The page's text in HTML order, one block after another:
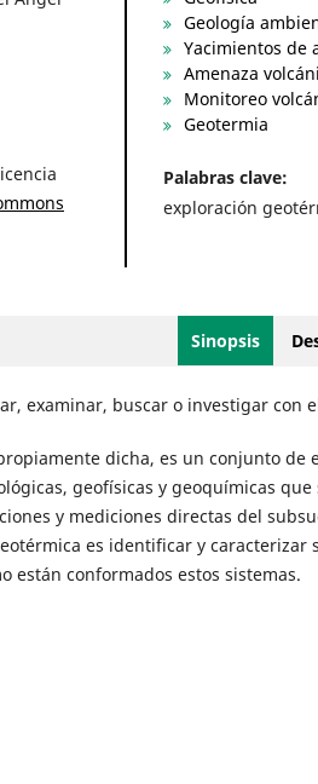
Geología
Yacimientos de
Amenaza
Monitoreo
Geotermia
Palabras clave:
exploración
Sinopsis
examinar, buscar o investigar con
dicha, es un conjunto
geofísicas y geoquímicas
y mediciones directas del
es identificar y
están con­formados estos sistemas.